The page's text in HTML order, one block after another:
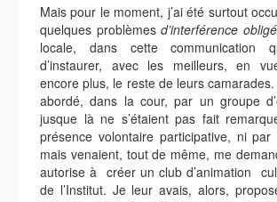
Mais pour le moment, j’ai été surtout
quelques problèmesd’interférence
locale, dans cette communication
d’instaurer, avec les meilleurs, en
encore plus, le reste de leurs camarades.
abordé, dans la cour, par un groupe
jusque là ne s’étaient pas fait
présence volontaire participative, ni par
mais venaient, tout de même, me
autorise à créer un club d’animation
de l’Institut. Je leur avais, alors,